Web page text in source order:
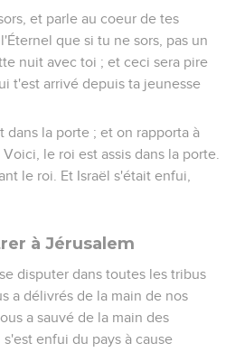
et parle au coeur de tes
que si tu ne sors, pas un
nuit avec toi ; et ceci sera pire
t'est arrivé depuis ta jeunesse
dans la porte ; et on rapporta à
le roi est assis dans la porte.
le roi. Et Israël s'était enfui,
à Jérusalem
disputer dans toutes les tribus
a délivrés de la main de nos
a sauvé de la main des
enfui du pays à cause